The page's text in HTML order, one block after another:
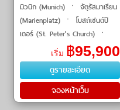
มิวนิก (Munich) ㆍ จัตุรัสมาเรียน
(Marienplatz) ㆍ โบสถ์เซนต์ปี
เตอร์ (St. Peter's Church) ㆍ
ปราสาทนอยชวานสไตน์
(Neuschwanstein Castle) ㆍ
ทะเลสาบวูล์ฟกัง (
เริ่ม ฿95,900
ดูรายละเอียด
จองหน้าเว็บ